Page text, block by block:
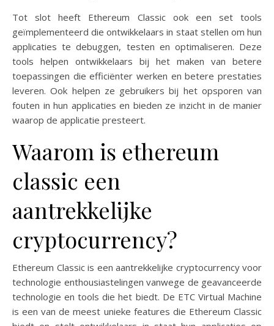
Tot slot heeft Ethereum Classic ook een set tools
geïmplementeerd die ontwikkelaars in staat stellen om hun
applicaties te debuggen, testen en optimaliseren. Deze
tools helpen ontwikkelaars bij het maken van betere
toepassingen die efficiënter werken en betere prestaties
leveren. Ook helpen ze gebruikers bij het opsporen van
fouten in hun applicaties en bieden ze inzicht in de manier
waarop de applicatie presteert.
Waarom is ethereum
classic een
aantrekkelijke
cryptocurrency?
Ethereum Classic is een aantrekkelijke cryptocurrency voor
technologie enthousiastelingen vanwege de geavanceerde
technologie en tools die het biedt. De ETC Virtual Machine
is een van de meest unieke features die Ethereum Classic